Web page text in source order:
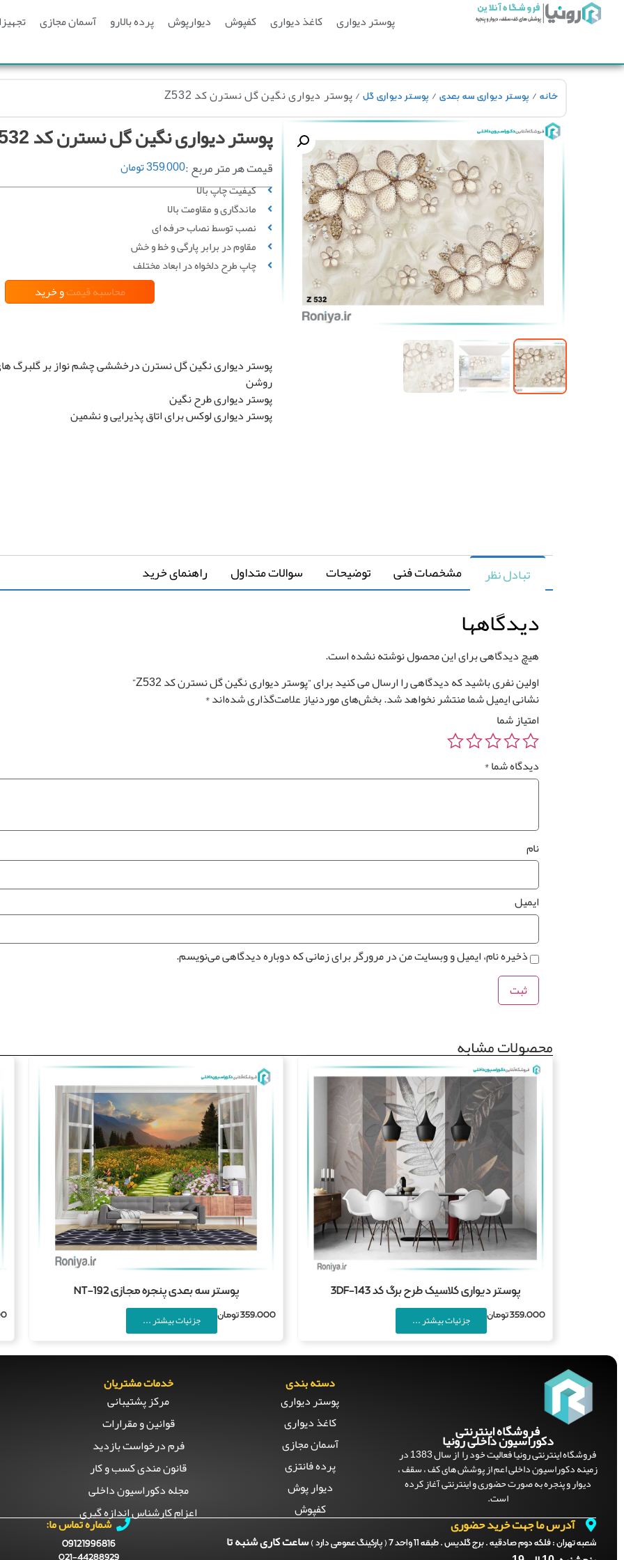
پوستر دیواری کاغذ دیواری کفپوش دیوارپوش پرده بالارو آسمان مجازی
خانه/ پوستر دیواری سه بعدی/ پوستر دیواری گل/ پوستر دیواری نگین گل نسترن کد Z532
پوستر دیواری نگین گل نسترن کد Z532
قیمت هر متر مربع :359,000تومان
کیفیت چاپ بالا
ماندگاری و مقاومت بالا
نصب توسط نصاب حرفه ای
مقاوم در برابر پارگی و خط‌ و خش
چاپ طرح دلخواه در ابعاد مختلف
محاسبه قیمتو خرید
کشیدگی در عرض
-
-
دیواری
پوستر دیواری نگین گل نسترن درخششی چشم نواز بر گلبرگ
روشن
پوستر دیواری طرح نگین
پوستر دیواری لوکس برای اتاق پذیرایی و نشمین
تبادل نظر مشخصات فنی توضیحات سوالات متداول راهنمای خرید
دیدگاهها
هیچ دیدگاهی برای این محصول نوشته نشده است.
اولین نفری باشید که دیدگاهی را ارسال می کنید برای “پوستر دیواری نگین گل نسترن کد Z532”
نشانی ایمیل شما منتشر نخواهد شد.بخش‌های موردنیاز علامت‌گذاری شده‌اند*
امتیاز شما
دیدگاه شما*
نام
ایمیل
ذخیره نام، ایمیل و وبسایت من در مرورگر برای زمانی که دوباره دیدگاهی می‌نویسم.
محصولات مشابه
پوستر دیواری کلاسیک طرح برگ کد 3DF-143
359,000تومان جزئیات بیشتر ...
پوستر سه بعدی پنجره مجازی NT-192
359,000تومان جزئیات بیشتر ...
فروشگاه اینترنتی
دکوراسیون داخلی رونیا
فروشگاه اینترنتی رونیا فعالیت خود را از سال 1383 در
زمینه دکوراسیون داخلی اعم از پوشش های کف ، سقف ،
دیوار و پنجره به صورت حضوری و اینترنتی آغاز کرده
است.
دسته بندی
پوستر دیواری
کاغذ دیواری
آسمان مجازی
پرده فانتزی
دیوار پوش
کفپوش
خدمات مشتریان
مرکز پشتیبانی
قوانین و مقرارات
فرم درخواست بازدید
قانون مندی کسب و کار
مجله دکوراسیون داخلی
اعزام کارشناس اندازه گیری
آدرس ما جهت خرید حضوری
شعبه تهران :فلکه دوم صادقیه . برج گلدیس . طبقه 11 واحد 7 ( پارکینگ عمومی دارد )
ساعت کاری شنبه تا
شماره تماس ما:
09121996816